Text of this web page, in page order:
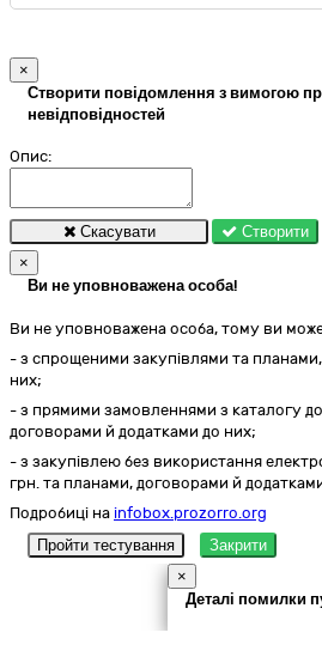
×
Створити повідомлення з вимогою
невідповідностей
Опис:
Скасувати
Створити
×
Ви не уповноважена особа!
Ви не уповноважена особа, тому ви
- з спрощеними закупівлями та
них;
- з прямими замовленнями з каталогу
договорами й додатками до них;
- з закупівлею без використання
грн. та планами, договорами й
Подробиці на infobox.prozorro.org
Пройти тестування
Закрити
×
Деталі помилки